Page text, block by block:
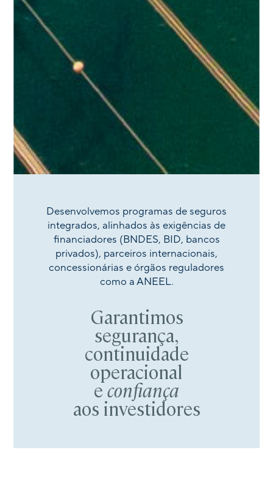
Desenvolvemos programas de seguros
integrados, alinhados às exigências de
financiadores (BNDES, BID, bancos
privados), parceiros internacionais,
concessionárias e órgãos reguladores
como a ANEEL.
Garantimos
segurança,
continuidade
operacional
econfiança
aos investidores